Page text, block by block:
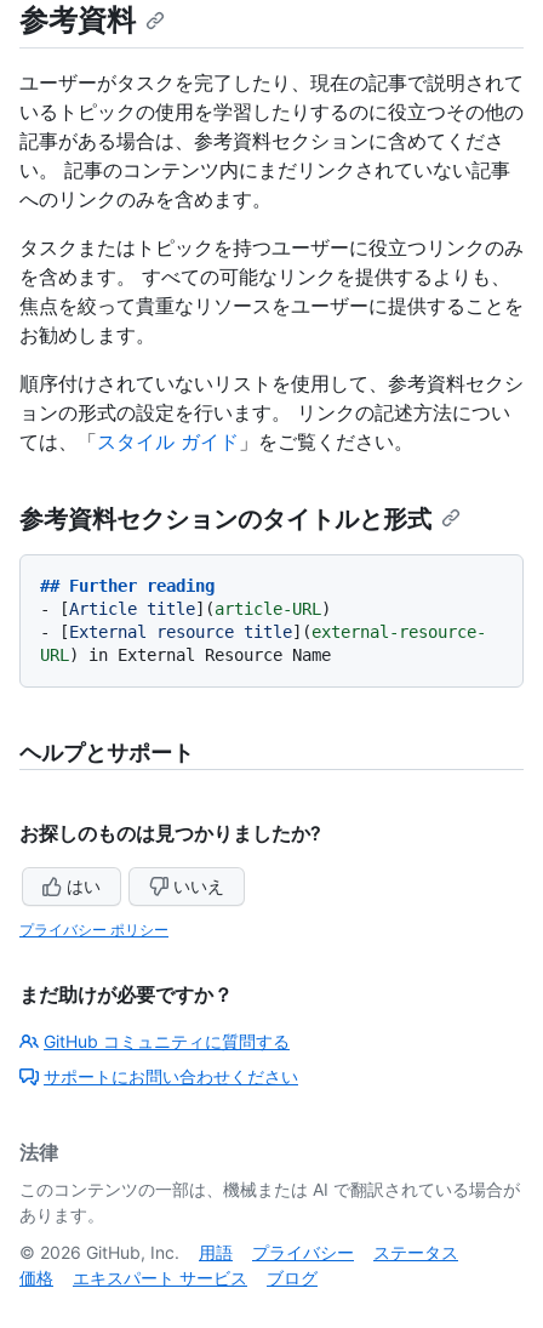
参考資料
ユーザーがタスクを完了したり、現在の記事で説明されて
いるトピックの使用を学習したりするのに役立つその他の
記事がある場合は、参考資料セクションに含めてくださ
い。 記事のコンテンツ内にまだリンクされていない記事
へのリンクのみを含めます。
タスクまたはトピックを持つユーザーに役立つリンクのみ
を含めます。 すべての可能なリンクを提供するよりも、
焦点を絞って貴重なリソースをユーザーに提供することを
お勧めします。
順序付けされていないリストを使用して、参考資料セクシ
ョンの形式の設定を行います。 リンクの記述方法につい
ては、「スタイル ガイド 」をご覧ください。
参考資料セクションのタイトルと形式
## Further reading
-
[Article title](article-URL
-
[External resource title](external-resource-
URL
ヘルプとサポート
お探しのものは見つかりましたか?
はい いいえ
プライバシー ポリシー
まだ助けが必要ですか？
GitHub コミュニティに質問する
サポートにお問い合わせください
法律
このコンテンツの一部は、機械または AI で翻訳されている場合が
あります。
© 2026 GitHub, Inc. 用語 プライバシー
ステータス
価格
エキスパート サービス ブログ